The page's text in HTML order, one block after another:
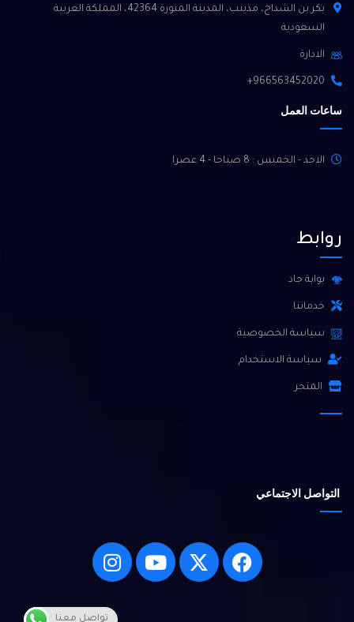
بكر بن الشداخ، مذينب، المدينة المنورة 42364، المملكة العربية
السعودية
الادارة
966563452020+
ساعات العمل
الاحد - الخميس : 8 صباحا - 4 عصرا
روابط
بوابة جاد
خدماتنا
سياسة الخصوصية
سياسة الاستخدام
المتجر
التواصل الاجتماعي
تواصل معنا